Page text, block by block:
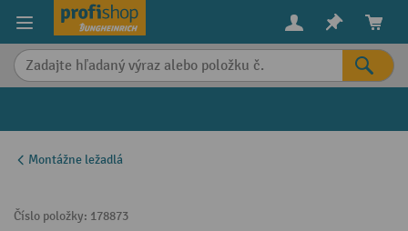
content
Montážne ležadlá
Číslo položky: 178873